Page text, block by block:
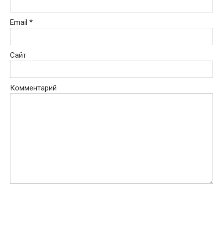
Email *
Сайт
Комментарий